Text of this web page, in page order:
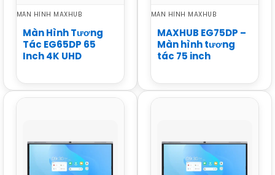
MÀN HÌNH MAXHUB
Màn Hình Tương
Tác EG65DP 65
Inch 4K UHD
MÀN HÌNH MAXHUB
MAXHUB EG75DP –
Màn hình tương
tác 75 inch